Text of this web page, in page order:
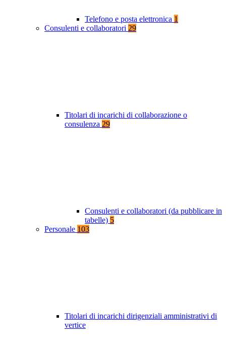
Telefono e posta elettronica 1
Consulenti e collaboratori 29
Titolari di incarichi di collaborazione o
consulenza 29
Consulenti e collaboratori (da pubblicare in
tabelle) 5
Personale 103
Titolari di incarichi dirigenziali amministrativi di
vertice